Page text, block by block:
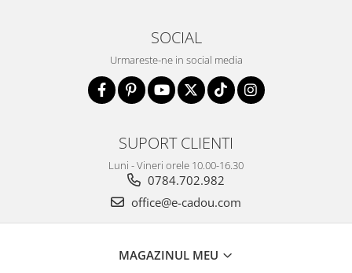
SOCIAL
Urmareste-ne in social media
SUPORT CLIENTI
Luni - Vineri orele 10.00-16.30
0784.702.982
office@e-cadou.com
MAGAZINUL MEU